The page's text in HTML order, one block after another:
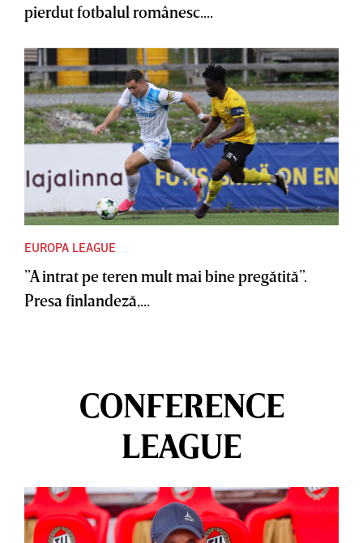
pierdut fotbalul românesc....
EUROPA LEAGUE
”A intrat pe teren mult mai bine pregătită”.
Presa finlandeză,...
CONFERENCE
LEAGUE